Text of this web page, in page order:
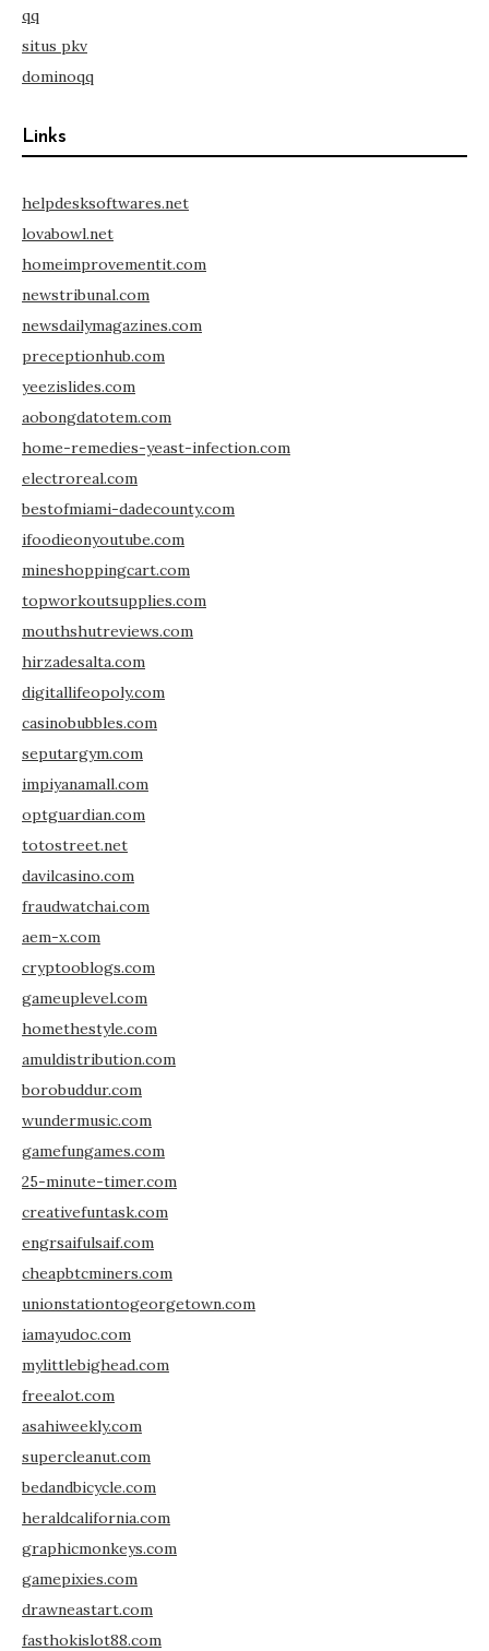
qq
situs pkv
dominoqq
Links
helpdesksoftwares.net
lovabowl.net
homeimprovementit.com
newstribunal.com
newsdailymagazines.com
preceptionhub.com
yeezislides.com
aobongdatotem.com
home-remedies-yeast-infection.com
electroreal.com
bestofmiami-dadecounty.com
ifoodieonyoutube.com
mineshoppingcart.com
topworkoutsupplies.com
mouthshutreviews.com
hirzadesalta.com
digitallifeopoly.com
casinobubbles.com
seputargym.com
impiyanamall.com
optguardian.com
totostreet.net
davilcasino.com
fraudwatchai.com
aem-x.com
cryptooblogs.com
gameuplevel.com
homethestyle.com
amuldistribution.com
borobuddur.com
wundermusic.com
gamefungames.com
25-minute-timer.com
creativefuntask.com
engrsaifulsaif.com
cheapbtcminers.com
unionstationtogeorgetown.com
iamayudoc.com
mylittlebighead.com
freealot.com
asahiweekly.com
supercleanut.com
bedandbicycle.com
heraldcalifornia.com
graphicmonkeys.com
gamepixies.com
drawneastart.com
fasthokislot88.com